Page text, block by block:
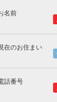
名前
在のお住まい
話番号